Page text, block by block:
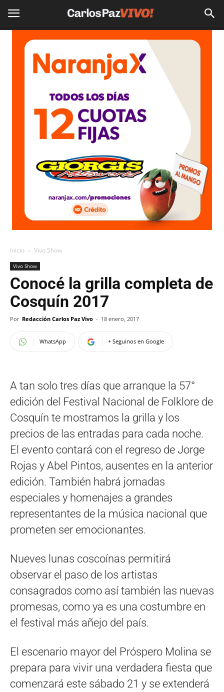
Inicio Vivo Show
Vivo Show
Conocé la grilla completa de
Cosquín 2017
Por Redacción Carlos Paz Vivo - 18 enero, 2017
WhatsApp + Seguinos en Google
A tan solo tres días que arranque la 57°
edición del Festival Nacional de Folklore de
Cosquín te mostramos la grilla y los
precios de las entradas para cada noche.
El evento contará con el regreso de Jorge
Rojas y Abel Pintos, ausentes en la anterior
edición. También habrá jornadas
especiales y homenajes a grandes
representantes de la música nacional que
prometen ser emocionantes.
Nueves lunas coscoínas permitirá
observar el paso de los artistas
consagrados como así también las nuevas
promesas, como ya es una costumbre en
el festival más añejo del país.
El escenario mayor del Próspero Molina se
prepara para vivir una verdadera fiesta que
comenzará este sábado 21 y se extenderá